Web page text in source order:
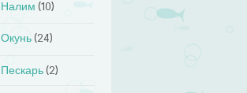
Налим (10)
Окунь (24)
Пескарь (2)